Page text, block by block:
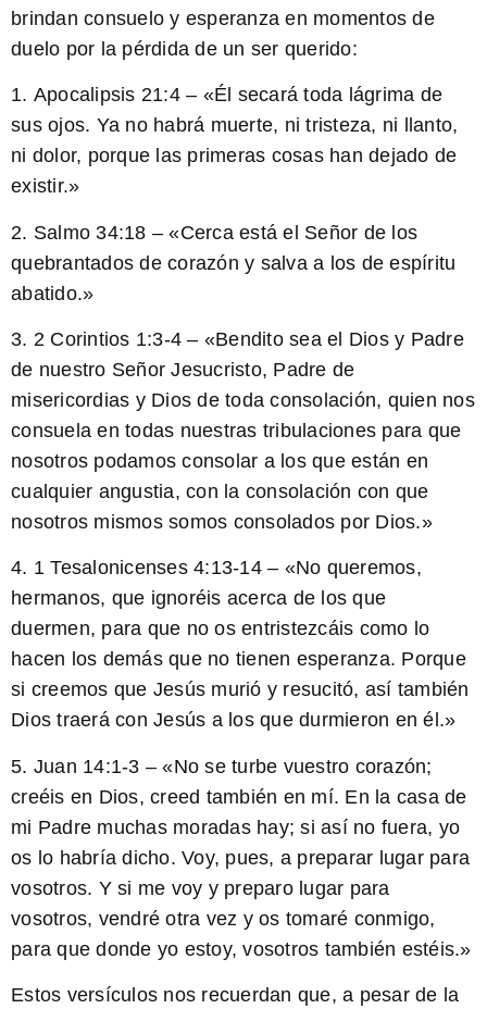
brindan consuelo y esperanza en momentos de
duelo por la pérdida de un ser querido:
1. Apocalipsis 21:4– «Él secará toda lágrima de
sus ojos. Ya no habrá muerte, ni tristeza, ni llanto,
ni dolor, porque las primeras cosas han dejado de
existir.»
2. Salmo 34:18 – «Cerca está el Señor de los
quebrantados de corazón y salva a los de espíritu
abatido.»
3. 2 Corintios 1:3-4 – «Bendito sea el Dios y Padre
de nuestro Señor Jesucristo, Padre de
misericordias y Dios de toda consolación, quien nos
consuela en todas nuestras tribulaciones para que
nosotros podamos consolar a los que están en
cualquier angustia, con la consolación con que
nosotros mismos somos consolados por Dios.»
4. 1 Tesalonicenses 4:13-14– «No queremos,
hermanos, que ignoréis acerca de los que
duermen, para que no os entristezcáis como lo
hacen los demás que no tienen esperanza. Porque
si creemos que Jesús murió y resucitó, así también
Dios traerá con Jesús a los que durmieron en él.»
5. Juan 14:1-3 – «No se turbe vuestro corazón;
creéis en Dios, creed también en mí. En la casa de
mi Padre muchas moradas hay; si así no fuera, yo
os lo habría dicho. Voy, pues, a preparar lugar para
vosotros. Y si me voy y preparo lugar para
vosotros, vendré otra vez y os tomaré conmigo,
para que donde yo estoy, vosotros también estéis.»
Estos versículos nos recuerdan que, a pesar de la